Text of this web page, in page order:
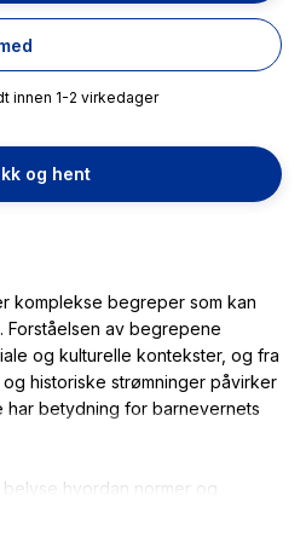
innen 1-2 virkedager
og hent
komplekse begreper som kan
av begrepene
og kulturelle kontekster, og fra
historiske strømninger påvirker
har betydning for barnevernets
hvordan normer og
inn på vurderingene av